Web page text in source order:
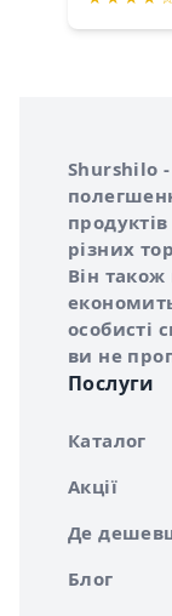
Про
Shurshilo
різних
Він
особисті
ви не
Послуги
Каталог
Акції
Де
Блог